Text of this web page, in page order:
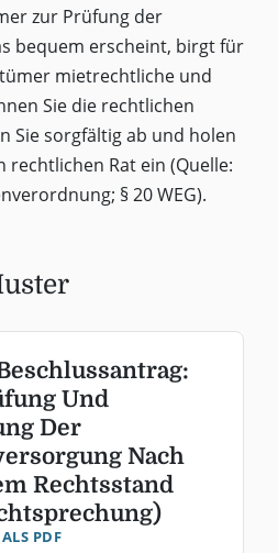
zur Prüfung der
bequem erscheint, birgt für
mietrechtliche und
Sie die rechtlichen
Sie sorgfältig ab und holen
rechtlichen Rat ein (Quelle:
§ 20 WEG).
Und
Der
Nach
Rechtsstand
PDF